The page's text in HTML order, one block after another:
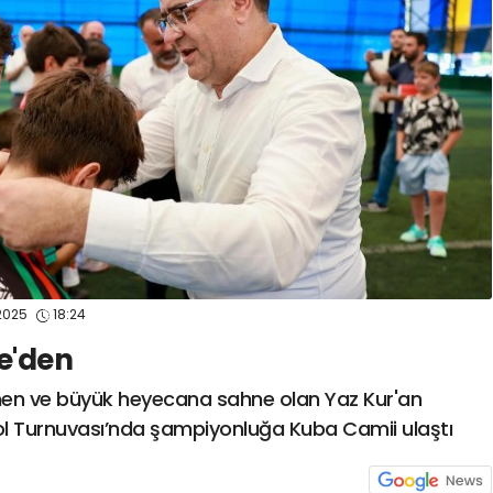
spor41
#kocaelispor
18:24
ve büyük heyecana sahne olan Yaz Kur'an
Turnuvası’nda şampiyonluğa Kuba Camii ulaştı